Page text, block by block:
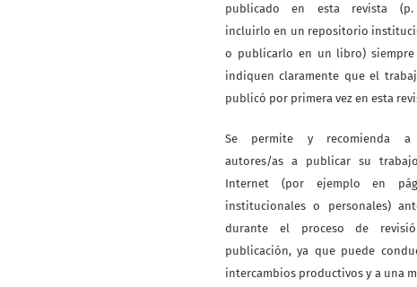
publicado en esta revista
incluirlo en un repositorio
o publicarlo en un libro) siempre
indiquen claramente que el
publicó por primera vez en esta
Se permite y recomienda
autores/as a publicar su
Internet (por ejemplo en
institucionales o personales)
durante el proceso de
publicación, ya que puede
intercambios productivos y a una